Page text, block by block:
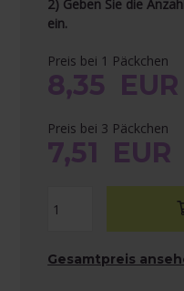
2) Geben Sie die
ein.
Preis bei 1 Päckchen
8,35 EUR
Preis bei 3 Päckchen
7,51 EUR
Gesamtpreis